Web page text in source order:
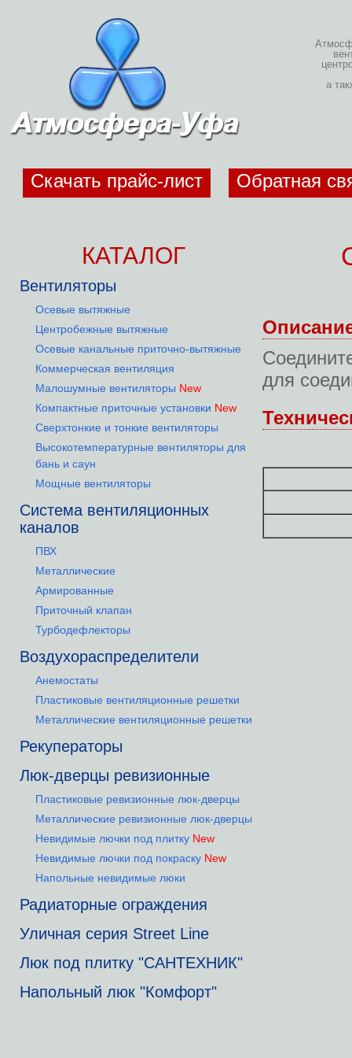
а
Скачать прайс-лист Обратная
КАТАЛОГ
Вентиляторы
Осевые вытяжные
Центробежные вытяжные
Осевые канальные приточно-вытяжные
Коммерческая вентиляция
Малошумные вентиляторы New
Компактные приточные установки New
Сверхтонкие и тонкие вентиляторы
Высокотемпературные вентиляторы для
бань и саун
Мощные вентиляторы
Система вентиляционных
каналов
ПВХ
Металлические
Армированные
Приточный клапан
Турбодефлекторы
Воздухораспределители
Анемостаты
Пластиковые вентиляционные решетки
Металлические вентиляционные решетки
Рекуператоры
Люк-дверцы ревизионные
Пластиковые ревизионные люк-дверцы
Металлические ревизионные люк-дверцы
Невидимые лючки под плитку New
Невидимые лючки под покраску New
Напольные невидимые люки
Радиаторные ограждения
Уличная серия Street Line
Люк под плитку "САНТЕХНИК"
Напольный люк "Комфорт"
для